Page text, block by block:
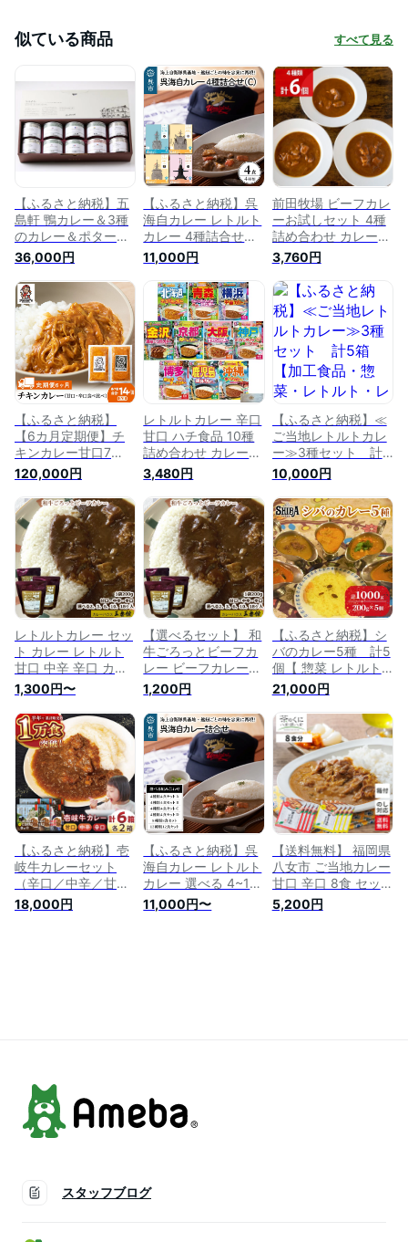
似ている商品 すべて見る
【ふるさと納税】五
島軒 鴨カレー＆3種
のカレー＆ポタージ
ュセット カレー 缶
詰 缶詰め 甘口 中辛
辛口 レトルト 北海
道 函館 はこだて ふ
るさと
36,000円
【ふるさと納税】呉
海自カレー レトルト
カレー 4種詰合せ
（C） けんりゅう 他
セット カレー レト
ルト 甘口 中辛 辛口
簡単調理 常温保存
送料無料 広島県 呉
市
11,000円
前田牧場 ビーフカレ
ーお試しセット 4種
詰め合わせ カレー
甘口 中辛 辛口 ビー
フカレー 黒豆カレー
レトルトカレー 惣菜
カレーライス レトル
ト
3,760円
【ふるさと納税】
【6カ月定期便】チ
キンカレー甘口7
個・辛口7個 計14個
食べ比べ
《Panar's》鶏肉 バ
ターチキン 冷凍 レ
トルト 中頓別 北海
道チキンカレー セッ
ト 甘口 辛口 カレー
食べ比べ バターチキ
ン レトルトカレー
惣菜 ふるさと納税
北海道 中頓別町
120,000円
レトルトカレー 辛口
甘口 ハチ食品 10種
詰め合わせ カレー
レトルト ご当地グル
メ 常温保存 仕送り
備蓄 ローリングスト
ック
3,480円
【ふるさと納税】≪
ご当地レトルトカレ
ー≫3種セット 計5
箱 【加工食品・惣
菜・レトルト・レト
ルトカレー・カレ
ー】
10,000円
レトルトカレー セッ
ト カレー レトルト
甘口 中辛 辛口 カレ
ー専門店 詰め合わせ
まとめ買い ギフト
レトルト食品 お取り
寄せグルメ 高級レト
ルトカレー 具沢山
ご当地カレーセット
ご飯にかけるレトル
ト 高級カレー 和牛
カレー ビーフカレー
牛 レトルトビーフカ
レー
1,300円〜
【選べるセット】 和
牛ごろっとビーフカ
レー ビーフカレー辛
口 レトルトカレー
まとめ買い 詰め合わ
せ ギフト 絶品 カレ
ー 欧風カレー レト
ルト レトルトビーフ
カレー レトルトパッ
ク 国産和牛 肉 ごろ
っと 関西 甘辛 甘口
中辛 辛口 カレー専
門店 オリジナルカレ
ー 和牛
1,200円
【ふるさと納税】シ
バのカレー5種 計5
個【 惣菜 レトルト
カレー 中辛 激辛 甘
口】 レトルトカレー
チキンカレー ラムカ
レー ベジタリアンカ
レー ベジタブルカレ
ー
21,000円
【ふるさと納税】壱
岐牛カレーセット
（辛口／中辛／甘
口）《壱岐市》【壱
岐フードファクトリ
18,000円
【ふるさと納税】呉
海自カレー レトルト
カレー 選べる 4~12
種 詰合せ 海上自衛
隊カレー セット バ
11,000円〜
【送料無料】 福岡県
八女市 ご当地カレー
甘口 辛口 8食 セット
ご当地 レトルトカレ
ー ギフト ご当地レ
5,200円
スタッフブログ